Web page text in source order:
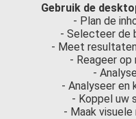
Gebruik de
- Plan de
- Selecteer de
- Meet
- Reageer
-
- Analyseer en
- Koppel uw
- Maak